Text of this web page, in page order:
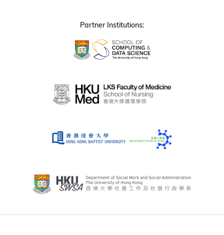
Partner Institutions: